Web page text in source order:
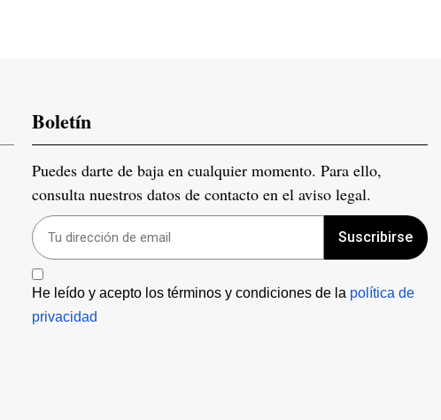
Boletín
Puedes darte de baja en cualquier momento. Para ello,
consulta nuestros datos de contacto en el aviso legal.
Suscribirse
He leído y acepto los términos y condiciones de la política de
privacidad